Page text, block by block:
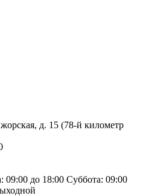
д. 15 (78-й километр
до 18:00 Суббота: 09:00